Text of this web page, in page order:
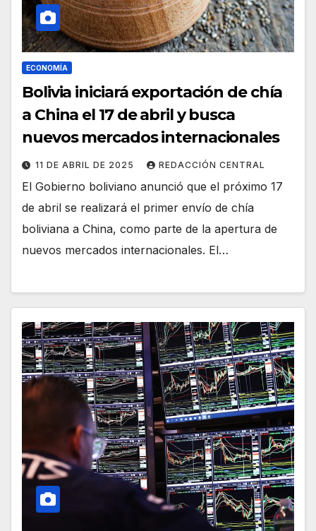
ECONOMÍA
Bolivia iniciará exportación de chía
a China el 17 de abril y busca
nuevos mercados internacionales
11 DE ABRIL DE 2025 REDACCIÓN CENTRAL
El Gobierno boliviano anunció que el próximo 17
de abril se realizará el primer envío de chía
boliviana a China, como parte de la apertura de
nuevos mercados internacionales. El…